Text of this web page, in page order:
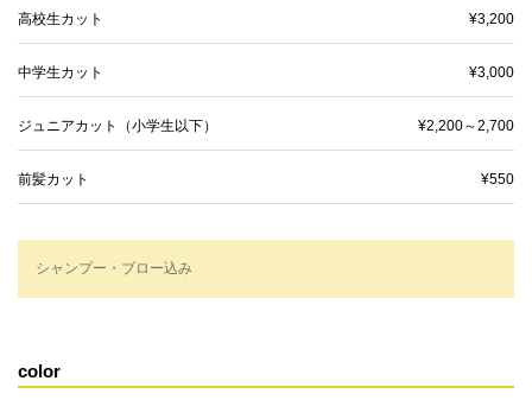
高校生カット ¥3,200
中学生カット ¥3,000
ジュニアカット（小学生以下） ¥2,200～2,700
前髪カット ¥550
シャンプー・ブロー込み
color